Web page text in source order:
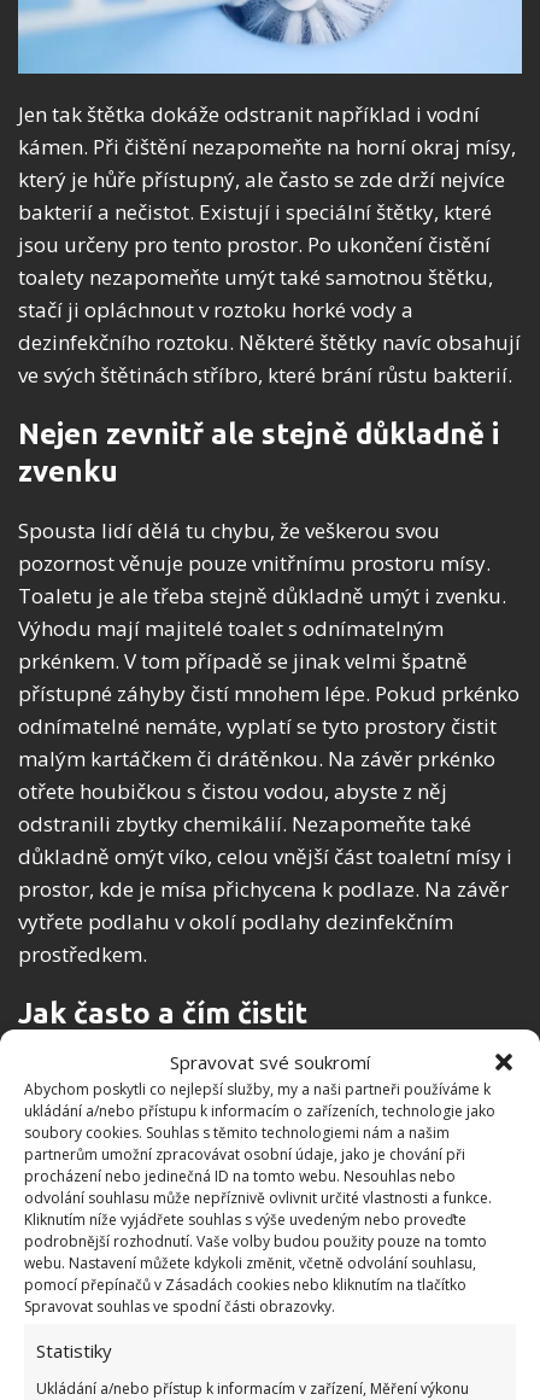
Spravovat své soukromí
Abychom poskytli co nejlepší služby, my a naši partneři používáme k
ukládání a/nebo přístupu k informacím o zařízeních, technologie jako
soubory cookies. Souhlas s těmito technologiemi nám a našim
partnerům umožní zpracovávat osobní údaje, jako je chování při
procházení nebo jedinečná ID na tomto webu. Nesouhlas nebo
odvolání souhlasu může nepříznivě ovlivnit určité vlastnosti a funkce.
Kliknutím níže vyjádřete souhlas s výše uvedeným nebo proveďte
podrobnější rozhodnutí. Vaše volby budou použity pouze na tomto
webu. Nastavení můžete kdykoli změnit, včetně odvolání souhlasu,
pomocí přepínačů v Zásadách cookies nebo kliknutím na tlačítko
Spravovat souhlas ve spodní části obrazovky.
Statistiky
Ukládání a/nebo přístup k informacím v zařízení, Měření výkonu
Jen tak štětka dokáže odstranit například i vodní
kámen. Při čištění nezapomeňte na horní okraj mísy,
který je hůře přístupný, ale často se zde drží nejvíce
bakterií a nečistot. Existují i speciální štětky, které
jsou určeny pro tento prostor. Po ukončení čistění
toalety nezapomeňte umýt také samotnou štětku,
stačí ji opláchnout v roztoku horké vody a
dezinfekčního roztoku. Některé štětky navíc obsahují
ve svých štětinách stříbro, které brání růstu bakterií.
Nejen zevnitř ale stejně důkladně i
zvenku
Spousta lidí dělá tu chybu, že veškerou svou
pozornost věnuje pouze vnitřnímu prostoru mísy.
Toaletu je ale třeba stejně důkladně umýt i zvenku.
Výhodu mají majitelé toalet s odnímatelným
prkénkem. V tom případě se jinak velmi špatně
přístupné záhyby čistí mnohem lépe. Pokud prkénko
odnímatelné nemáte, vyplatí se tyto prostory čistit
malým kartáčkem či drátěnkou. Na závěr prkénko
otřete houbičkou s čistou vodou, abyste z něj
odstranili zbytky chemikálií. Nezapomeňte také
důkladně omýt víko, celou vnější část toaletní mísy i
prostor, kde je mísa přichycena k podlaze. Na závěr
vytřete podlahu v okolí podlahy dezinfekčním
prostředkem.
Jak často a čím čistit
Toaletu vždy čistěte v ochranných rukavicích, nejlépe
jednorázovými čisticími ubrousky či papírovými
ubrousky. Pokud se vám to zdá příliš neekologické,
vyčleňte si speciální houbičky či hadříky, které
budete používat pouze na toaletu a po použití je
vždy důkladně vydezinfikujte a vyperte v horké vodě.
Další možností je jejich vložení na třicet sekund do
mikrovlnné trouby, která zničí veškeré škodlivé
správně čistit, tak vězte, že v závislosti na počtu osob